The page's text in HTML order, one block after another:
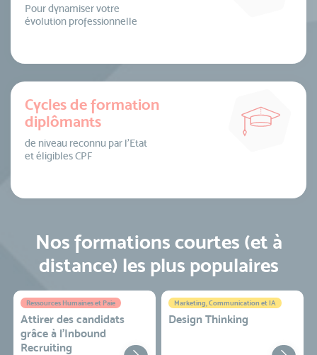
Pour dynamiser votre
évolution professionnelle
Cycles de formation
diplômants
de niveau reconnu par l’Etat
et éligibles CPF
Nos formations courtes (et à
distance) les plus populaires
Ressources Humaines et Paie
Attirer des candidats
grâce à l’Inbound
Recruiting
Marketing, Communication et IA
Design Thinking